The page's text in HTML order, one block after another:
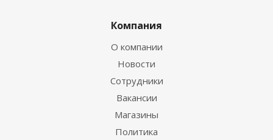
Компания
О компании
Новости
Сотрудники
Вакансии
Магазины
Политика